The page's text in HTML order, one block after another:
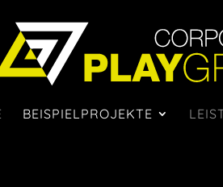
BEISPIELPROJEKTE